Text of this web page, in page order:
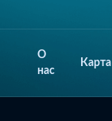
О
нас
Карта